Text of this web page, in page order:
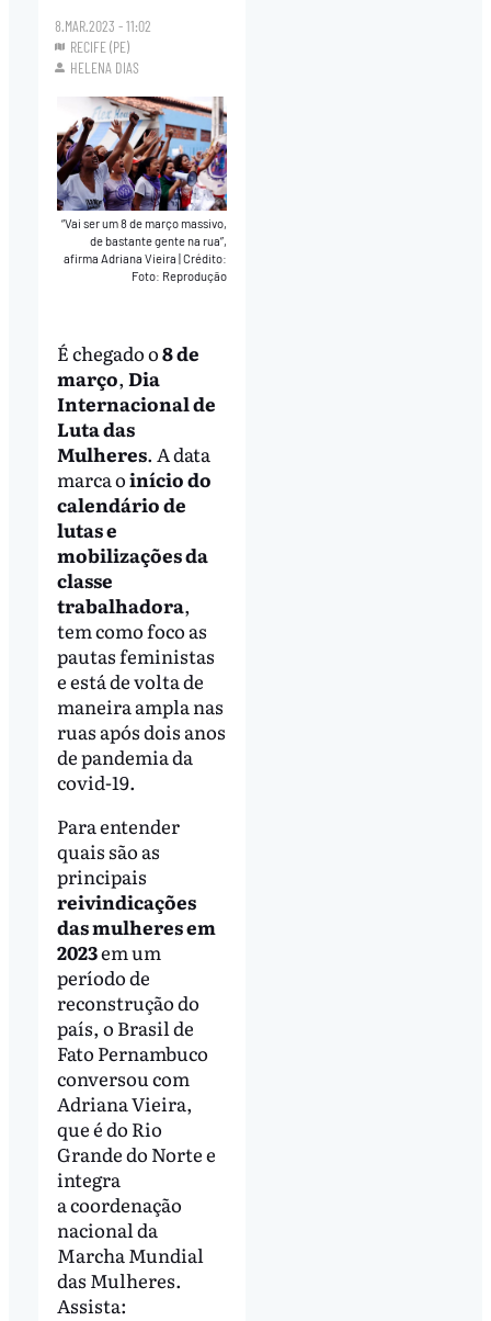
8.MAR.2023 - 11:02
RECIFE (PE)
HELENA DIAS
“Vai ser um 8 de março massivo,
de bastante gente na rua”,
afirma Adriana Vieira|Crédito:
Foto: Reprodução
É chegado o8 de
março, Dia
Internacional de
Luta das
Mulheres. A data
marca oinício do
calendário de
lutas e
mobilizações da
classe
trabalhadora,
tem como foco as
pautas feministas
e está de volta de
maneira ampla nas
ruas após dois anos
de pandemia da
covid-19.
Para entender
quais são as
principais
reivindicações
das mulheres em
2023em um
período de
reconstrução do
país, o Brasil de
Fato Pernambuco
conversou com
Adriana Vieira,
que é do Rio
Grande do Norte e
integra
a coordenação
nacional da
Marcha Mundial
das Mulheres.
Assista: